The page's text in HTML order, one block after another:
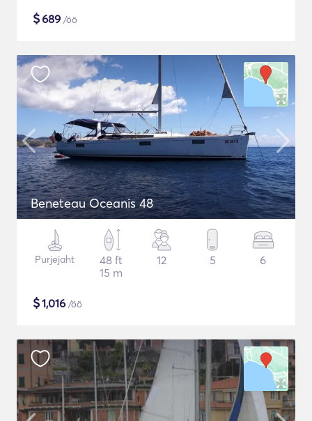
$689 /öö
Beneteau Oceanis 48
Purjejaht
48 ft
15 m
12 5 6
$1,016 /öö